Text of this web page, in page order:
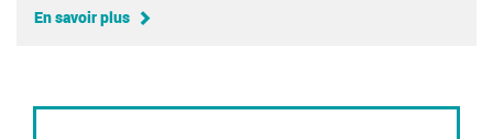
En savoir plus